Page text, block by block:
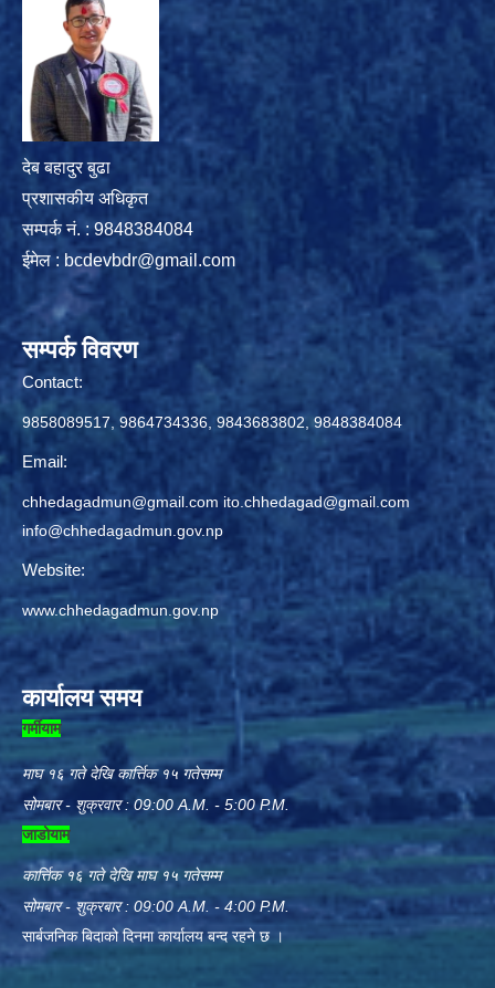
देब बहादुर बुढा
प्रशासकीय अधिकृत
सम्पर्क नं. : 9848384084
ईमेल : bcdevbdr@gmail.com
सम्पर्क विवरण
Contact:
9858089517, 9864734336, 9843683802, 9848384084
Email:
chhedagadmun@gmail.com ito.chhedagad@gmail.com
info@chhedagadmun.gov.np
Website:
www.chhedagadmun.gov.np
कार्यालय समय
गर्मीयाम
माघ १६ गते देखि कार्त्तिक १५ गतेसम्म
सोमबार - शुक्रवार : 09:00 A.M. - 5:00 P.M.
जाडोयाम
कार्त्तिक १६ गते देखि माघ १५ गतेसम्म
सोमबार - शुक्रबार : 09:00 A.M. - 4:00 P.M.
सार्बजनिक बिदाको दिनमा कार्यालय बन्द रहने छ ।